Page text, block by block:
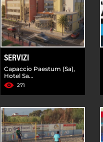
SERVIZI
Capaccio Paestum (Sa),
Hotel Sa...
271